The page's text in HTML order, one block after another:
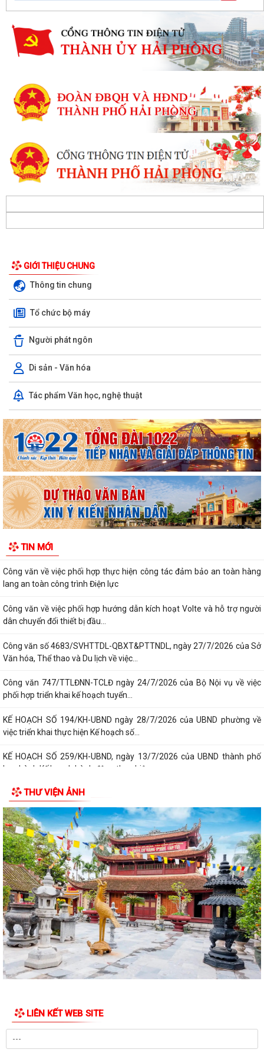
GIỚI THIỆU CHUNG
Thông tin chung
Tổ chức bộ máy
Người phát ngôn
Di sản - Văn hóa
Tác phẩm Văn học, nghệ thuật
TIN MỚI
XÂY DỰNG QUỐC GIA SỐ
NGHỊ ĐỊNH SỐ 309/2026/NĐ-CP, ngày 05/8/2026 sửa đổi, bổ sung
một số điều của Nghị định số...
QUYẾT ĐỊNH SỐ 2917/QĐ-UBND, ngày 25/7/2026 của UBND thành
phố Ban hành Bộ tiêu chí thực hiện Đề án...
Chung kết Hội thi lực lượng tham gia bảo vệ an ninh, trật tự ở cơ sở giỏi
toàn quốc (lần thứ 1) năm...
dân thành phố Hải Phòng Quy định mức...
Công văn về việc phối hợp thực hiện công tác đảm bảo an toàn hàng
lang an toàn công trình Điện lực
Công văn về việc phối hợp hướng dẫn kích hoạt Volte và hỗ trợ người
dân chuyển đổi thiết bị đầu...
Công văn số 4683/SVHTTDL-QBXT&PTTNDL, ngày 27/7/2026 của Sở
Văn hóa, Thể thao và Du lịch về việc...
Công văn 747/TTLĐNN-TCLĐ ngày 24/7/2026 của Bộ Nội vụ về việc
phối hợp triển khai kế hoạch tuyển...
KẾ HOẠCH SỐ 194/KH-UBND ngày 28/7/2026 của UBND phường về
việc triển khai thực hiện Kế hoạch số...
KẾ HOẠCH SỐ 259/KH-UBND, ngày 13/7/2026 của UBND thành phố
ban hành Kế hoạch hành động thực hiện...
PHƯỜNG ĐỒ SƠN THAM DỰ HỘI NGHỊ TOÀN QUỐC NGHIÊN CỨU, HỌC
TẬP, QUÁN TRIỆT VÀ TRIỂN KHAI THỰC HIỆN...
Công văn 3616/STP-PBGDPL, ngày 28/7/2026 của Sở Tư pháp thành
phố về việc khai thác tài liệu số...
LUẬT SỐ 122/2025/QH15 LUẬT THƯƠNG MẠI ĐIỆN TỬ
Công văn số 2612/UBNd-KT, ngày 27/7/2026 về việc triển khai thực
hiện Kế hoạch số 247/KH-UBND ngày...
KẾ HOẠCH SỐ 247/KH-UBND, ngày 04/7/2026 Về việc triển khai thi
hành Luật Thương mại điện tử
KẾ HOẠCH SỐ 249/KH-UBND, ngày 06/7/2026 về triển khai thực hiện
Nghị quyết số 88/NQ-CP ngày...
triển khai thực hiện Kế hoạch số...
QUYẾT ĐỊNH SỐ 2782/QĐ-UBND, ngày 21/7/2026 của UBND thành
THƯ VIỆN ẢNH
LIÊN KẾT WEB SITE